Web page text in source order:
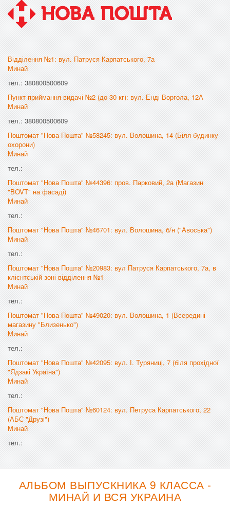
Відділення №1: вул. Патруся Карпатського, 7а
Минай
тел.: 380800500609
Пункт приймання-видачі №2 (до 30 кг): вул. Енді Воргола, 12А
Минай
тел.: 380800500609
Поштомат "Нова Пошта" №58245: вул. Волошина, 14 (Біля будинку
охорони)
Минай
тел.:
Поштомат "Нова Пошта" №44396: пров. Парковий, 2а (Магазин
"BOVT" на фасаді)
Минай
тел.:
Поштомат "Нова Пошта" №46701: вул. Волошина, б/н ("Авоська")
Минай
тел.:
Поштомат "Нова Пошта" №20983: вул Патруся Карпатського, 7а, в
клієнтській зоні відділення №1
Минай
тел.:
Поштомат "Нова Пошта" №49020: вул. Волошина, 1 (Всередині
магазину "Близенько")
Минай
тел.:
Поштомат "Нова Пошта" №42095: вул. І. Туряниці, 7 (біля прохідної
"Ядзакі Україна")
Минай
тел.:
Поштомат "Нова Пошта" №60124: вул. Петруса Карпатського, 22
(АБС "Друзі")
Минай
тел.:
АЛЬБОМ ВЫПУСКНИКА 9 КЛАССА -
МИНАЙ И ВСЯ УКРАИНА